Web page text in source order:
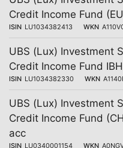
Credit Income Fund
ISIN LU1034382413 WKN
UBS (Lux) Investment
Credit Income Fund
ISIN LU1034382330 WKN
UBS (Lux) Investment
Credit Income Fund
acc
ISIN LU0340001154 WKN